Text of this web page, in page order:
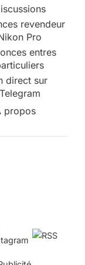
revendeur
Pro
entres
direct sur
Telegram
propos